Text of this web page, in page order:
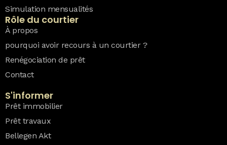
Simulation mensualités
Rôle du courtier
À propos
pourquoi avoir recours à un courtier ?
Renégociation de prêt
Contact
S'informer
Prêt immobilier
Prêt travaux
Bellegen Akt